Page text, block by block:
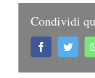
Condividi
Facebook